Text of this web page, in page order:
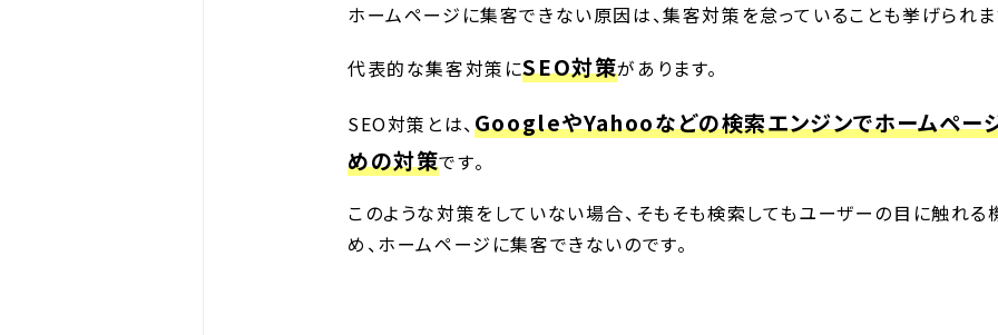
ホームページに集客できない原因は、集客対策を怠っていることも挙げられま
代表的な集客対策にSEO対策があります。
SEO対策とは、GoogleやYahooなどの検索エンジンでホームペー
めの対策です。
このような対策をしていない場合、そもそも検索してもユーザーの目に触れる
め、ホームページに集客できないのです。